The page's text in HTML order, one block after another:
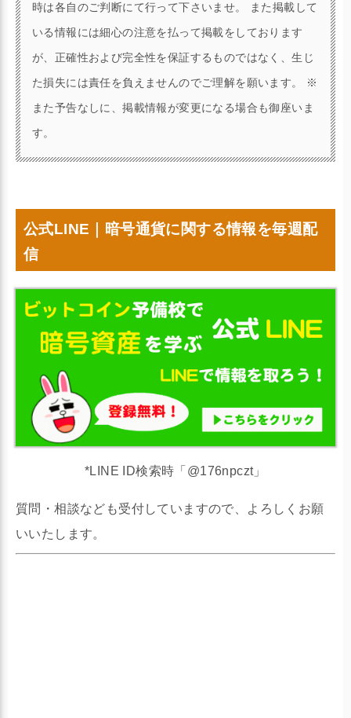
時は各自のご判断にて行って下さいませ。 また掲載して
いる情報には細心の注意を払って掲載をしております
が、正確性および完全性を保証するものではなく、生じ
た損失には責任を負えませんのでご理解を願います。 ※
また予告なしに、掲載情報が変更になる場合も御座いま
す。
公式LINE｜暗号通貨に関する情報を毎週配
信
*LINE ID検索時「@176npczt」
質問・相談なども受付していますので、よろしくお願
いいたします。